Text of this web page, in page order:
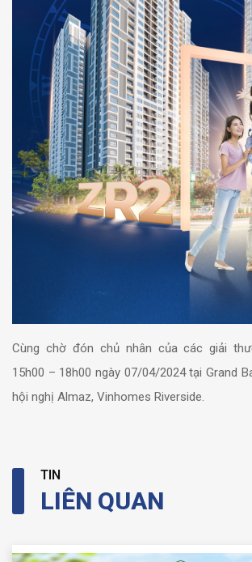
Cùng chờ đón chủ nhân của các giải
15h00 – 18h00 ngày 07/04/2024 tại Grand
hội nghị Almaz, Vinhomes Riverside.
TIN
LIÊN QUAN